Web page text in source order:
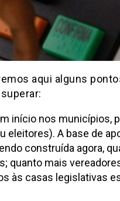
aqui alguns
início nos municípios,
eleitores). A base de
construída agora,
quanto mais
às casas legislativas